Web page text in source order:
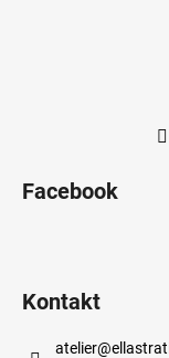
Facebook
Kontakt
atelier@